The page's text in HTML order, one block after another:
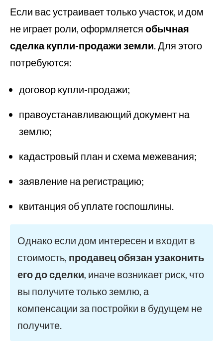
Если вас устраивает только участок, и дом
не играет роли, оформляется обычная
сделка купли-продажи земли. Для этого
потребуются:
договор купли-продажи;
правоустанавливающий документ на
землю;
кадастровый план и схема межевания;
заявление на регистрацию;
квитанция об уплате госпошлины.
Однако если дом интересен и входит в
стоимость, продавец обязан узаконить
его до сделки, иначе возникает риск, что
вы получите только землю, а
компенсации за постройки в будущем не
получите.